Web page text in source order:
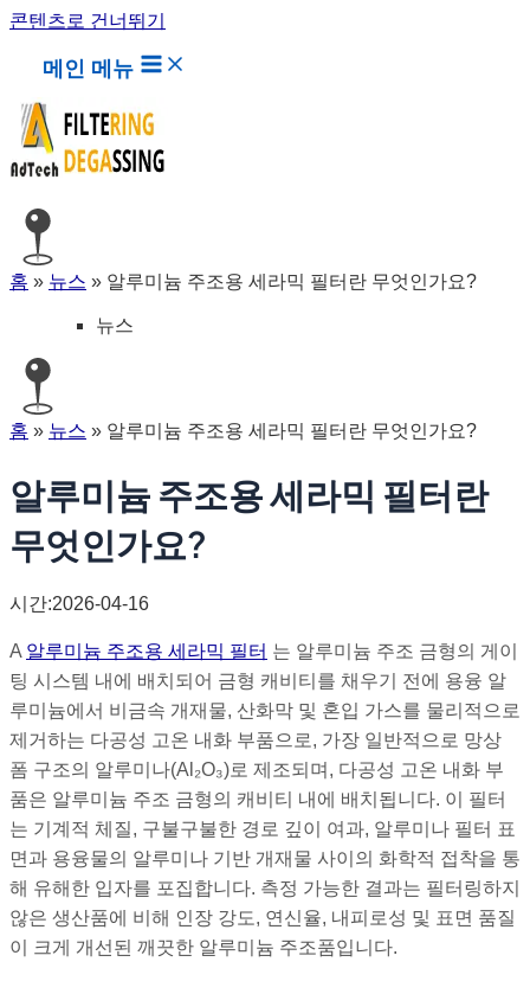
콘텐츠로 건너뛰기
메인 메뉴
홈 » 뉴스 » 알루미늄 주조용 세라믹 필터란 무엇인가요?
뉴스
홈 » 뉴스 » 알루미늄 주조용 세라믹 필터란 무엇인가요?
알루미늄 주조용 세라믹 필터란
무엇인가요?
시간:2026-04-16
A 알루미늄 주조용 세라믹 필터 는 알루미늄 주조 금형의 게이
팅 시스템 내에 배치되어 금형 캐비티를 채우기 전에 용융 알
루미늄에서 비금속 개재물, 산화막 및 혼입 가스를 물리적으로
제거하는 다공성 고온 내화 부품으로, 가장 일반적으로 망상
폼 구조의 알루미나(Al₂O₃)로 제조되며, 다공성 고온 내화 부
품은 알루미늄 주조 금형의 캐비티 내에 배치됩니다. 이 필터
는 기계적 체질, 구불구불한 경로 깊이 여과, 알루미나 필터 표
면과 용융물의 알루미나 기반 개재물 사이의 화학적 접착을 통
해 유해한 입자를 포집합니다. 측정 가능한 결과는 필터링하지
않은 생산품에 비해 인장 강도, 연신율, 내피로성 및 표면 품질
이 크게 개선된 깨끗한 알루미늄 주조품입니다.